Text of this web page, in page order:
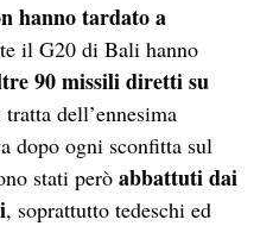
hanno tardato a
il G20 di Bali hanno
90 missili diretti su
tratta dell’ennesima
dopo ogni sconfitta sul
stati peròabbattuti dai
, soprattutto tedeschi ed